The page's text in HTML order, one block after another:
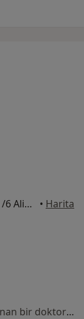
Atatürk mahallesi 377 sokak. No :55 /6 Aliağa, • Harita
Bu kurumda online uygunluğu bulunan bir doktor veya uzman bulunamadı